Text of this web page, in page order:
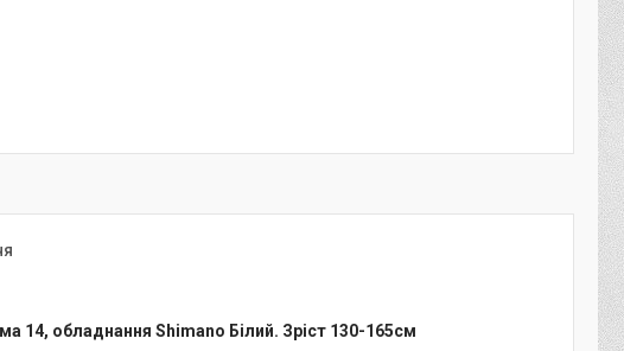
14, обладнання Shimano Білий. Зріст 130-165см